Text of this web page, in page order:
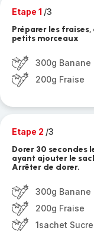
Etape 1 /3
Préparer les
petits morceaux
300g Banane
200g Fraise
Etape 2 /3
Dorer 30 secondes
ayant ajouter le
Arrêter de dorer.
300g Banane
200g Fraise
1sachet